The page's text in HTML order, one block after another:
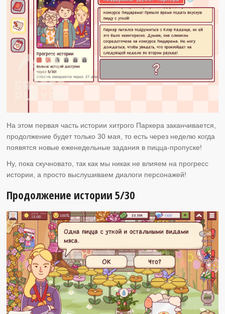
На этом первая часть истории хитрого Паркера заканчивается,
продолжение будет только 30 мая, то есть через неделю когда
появятся новые еженедельные задания в пицца-пропуске!
Ну, пока скучновато, так как мы никак не влияем на прогресс
истории, а просто выслушиваем диалоги персонажей!
Продолжение истории 5/30